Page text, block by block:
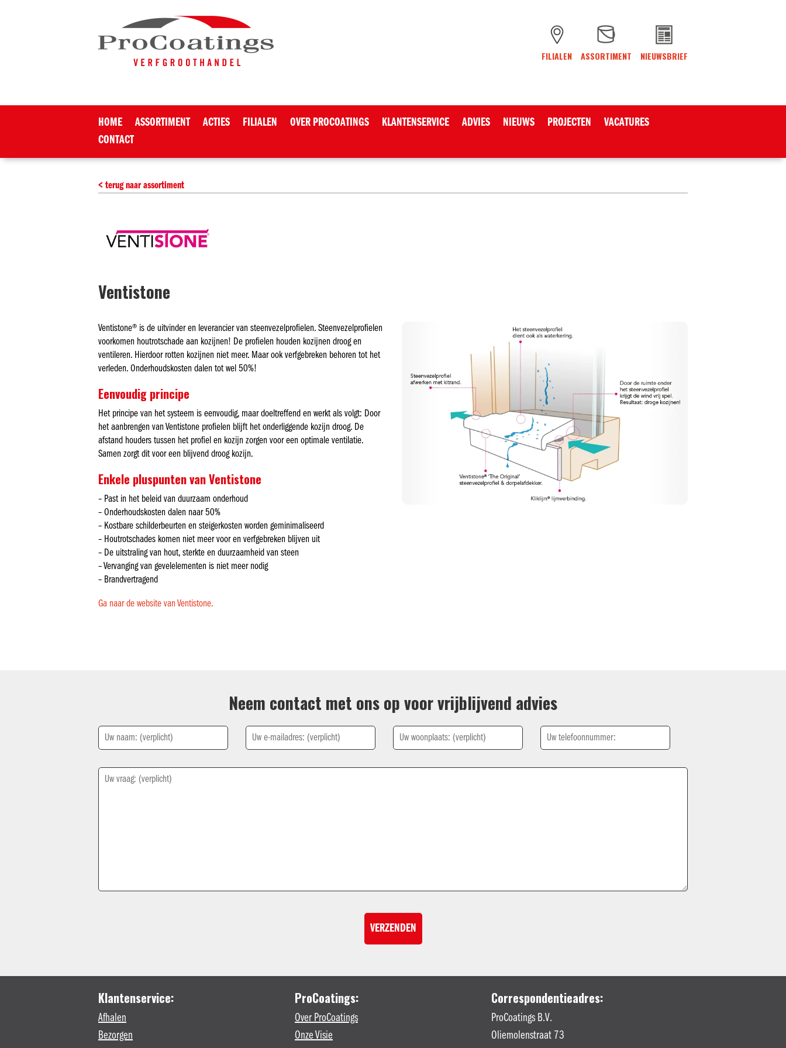
NIEUWSBRIEF
ASSORTIMENT
FILIALEN
HOME ASSORTIMENT ACTIES FILIALEN OVER PROCOATINGS KLANTENSERVICE ADVIES NIEUWS PROJECTEN
VACATURES
CONTACT
< terug naar assortiment
Ventistone
Ventistone® is de uitvinder en leverancier van steenvezelprofielen. Steenvezelprofielen
voorkomen houtrotschade aan kozijnen! De profielen houden kozijnen droog en
ventileren. Hierdoor rotten kozijnen niet meer. Maar ook verfgebreken behoren tot het
verleden. Onderhoudskosten dalen tot wel 50%!
Eenvoudig principe
Het principe van het systeem is eenvoudig, maar doeltreffend en werkt als volgt: Door
het aanbrengen van Ventistone profielen blijft het onderliggende kozijn droog. De
afstand houders tussen het profiel en kozijn zorgen voor een optimale ventilatie.
Samen zorgt dit voor een blijvend droog kozijn.
Enkele pluspunten van Ventistone
– Past in het beleid van duurzaam onderhoud
– Onderhoudskosten dalen naar 50%
– Kostbare schilderbeurten en steigerkosten worden geminimaliseerd
– Houtrotschades komen niet meer voor en verfgebreken blijven uit
– De uitstraling van hout, sterkte en duurzaamheid van steen
– Vervanging van gevelelementen is niet meer nodig
– Brandvertragend
Ga naar de website van Ventistone.
Neem contact met ons op voor vrijblijvend advies
Klantenservice:
Afhalen
Bezorgen
ProCoatings:
Over ProCoatings
Onze Visie
Correspondentieadres:
ProCoatings B.V.
Oliemolenstraat 73